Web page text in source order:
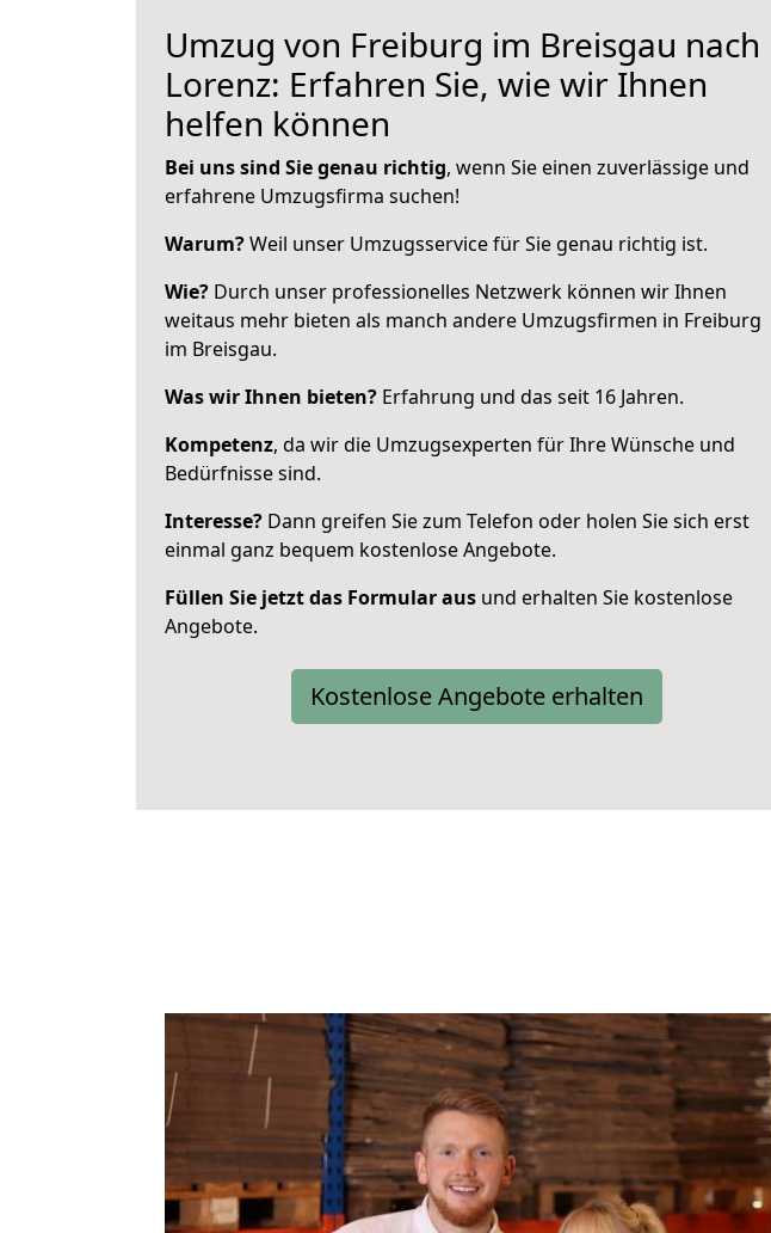
Umzug von Freiburg im Breisgau nach
Lorenz: Erfahren Sie, wie wir Ihnen
helfen können
Bei uns sind Sie genau richtig, wenn Sie einen zuverlässige und
erfahrene Umzugsfirma suchen!
Warum?Weil unser Umzugsservice für Sie genau richtig ist.
Wie? Durch unser professionelles Netzwerk können wir Ihnen
weitaus mehr bieten als manch andere Umzugsfirmen in Freiburg
im Breisgau.
Was wir Ihnen bieten? Erfahrung und das seit 16 Jahren.
Kompetenz, da wir die Umzugsexperten für Ihre Wünsche und
Bedürfnisse sind.
Interesse? Dann greifen Sie zum Telefon oder holen Sie sich erst
einmal ganz bequem kostenlose Angebote.
Füllen Sie jetzt das Formular aus und erhalten Sie kostenlose
Angebote.
Kostenlose Angebote erhalten